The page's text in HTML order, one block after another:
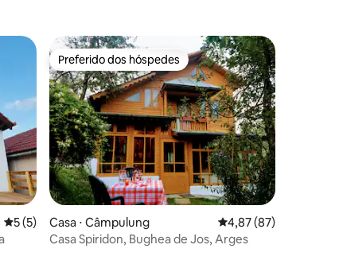
5 de uma avaliação média de 5, 5 avaliações
5 (5)
Preferido dos hóspedes
Preferido dos hóspedes
Casa ⋅ Câmpulung 4,87 de uma
4,87 (87)
Casa Spiridon, Bughea de Jos, Arges